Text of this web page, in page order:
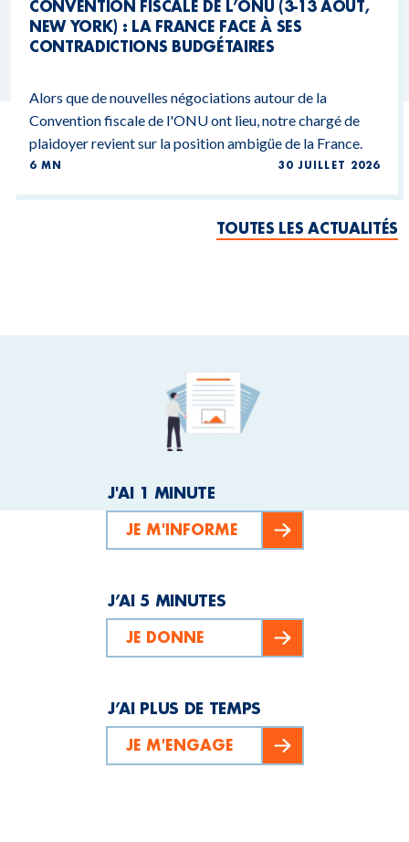
CONVENTION FISCALE DE L’ONU (3-13 AOÛT,
NEW YORK) : LA FRANCE FACE À SES
CONTRADICTIONS BUDGÉTAIRES
Alors que de nouvelles négociations autour de la
Convention fiscale de l'ONU ont lieu, notre chargé de
plaidoyer revient sur la position ambigüe de la France.
6 MN 30 JUILLET 2026
TOUTES LES ACTUALITÉS
J'AI 1 MINUTE
JE M'INFORME
J’AI 5 MINUTES
JE DONNE
J’AI PLUS DE TEMPS
JE M'ENGAGE